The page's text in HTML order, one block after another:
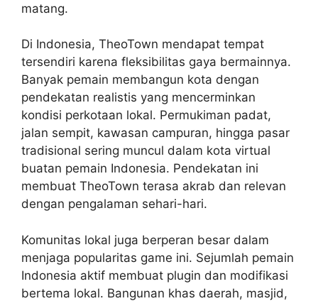
matang.
Di Indonesia, TheoTown mendapat tempat
tersendiri karena fleksibilitas gaya bermainnya.
Banyak pemain membangun kota dengan
pendekatan realistis yang mencerminkan
kondisi perkotaan lokal. Permukiman padat,
jalan sempit, kawasan campuran, hingga pasar
tradisional sering muncul dalam kota virtual
buatan pemain Indonesia. Pendekatan ini
membuat TheoTown terasa akrab dan relevan
dengan pengalaman sehari-hari.
Komunitas lokal juga berperan besar dalam
menjaga popularitas game ini. Sejumlah pemain
Indonesia aktif membuat plugin dan modifikasi
bertema lokal. Bangunan khas daerah, masjid,